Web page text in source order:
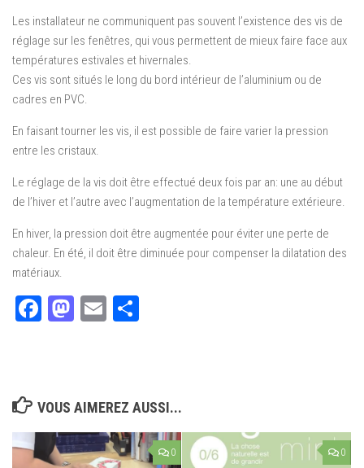
Les installateur ne communiquent pas souvent l’existence des vis de
réglage sur les fenêtres, qui vous permettent de mieux faire face aux
températures estivales et hivernales.
Ces vis sont situés le long du bord intérieur de l’aluminium ou de
cadres en PVC.
En faisant tourner les vis, il est possible de faire varier la pression
entre les cristaux.
Le réglage de la vis doit être effectué deux fois par an: une au début
de l’hiver et l’autre avec l’augmentation de la température extérieure.
En hiver, la pression doit être augmentée pour éviter une perte de
chaleur. En été, il doit être diminuée pour compenser la dilatation des
matériaux.
Facebook
Mastodon
Email
VOUS AIMEREZ AUSSI...
0 0